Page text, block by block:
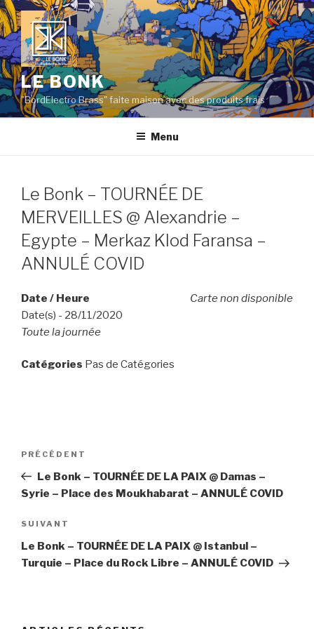
Aller
au
contenu
principal
LE BONK
"BordElectro Brass" faite maison avec des produits frais
Menu
Le Bonk – TOURNÉE DE
MERVEILLES @ Alexandrie –
Egypte – Merkaz Klod Faransa –
ANNULÉ COVID
Carte non disponible
Date / Heure
Date(s) - 28/11/2020
Toute la journée
Catégories Pas de Catégories
Navigation
l’article
Article
précédent
PRÉCÉDENT
Le Bonk – TOURNÉE DE LA PAIX @ Damas –
Syrie – Place des Moukhabarat – ANNULÉ COVID
Article
suivant
SUIVANT
Le Bonk – TOURNÉE DE LA PAIX @ Istanbul –
Turquie – Place du Rock Libre – ANNULÉ COVID